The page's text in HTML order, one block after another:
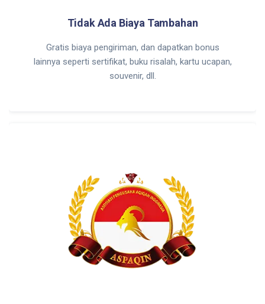
Tidak Ada Biaya Tambahan
Gratis biaya pengiriman, dan dapatkan bonus
lainnya seperti sertifikat, buku risalah, kartu ucapan,
souvenir, dll.